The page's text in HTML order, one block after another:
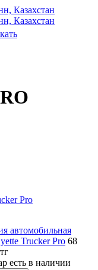
Pro
автомобильная
Trucker Pro 68
тг
есть в наличии